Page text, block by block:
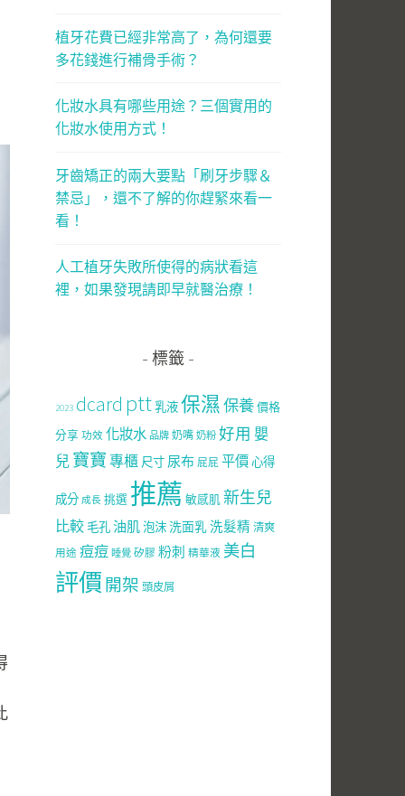
植牙花費已經非常高了，為何還要
多花錢進行補骨手術？
化妝水具有哪些用途？三個實用的
化妝水使用方式！
牙齒矯正的兩大要點「刷牙步驟＆
禁忌」，還不了解的你趕緊來看一
看！
人工植牙失敗所使得的病狀看這
裡，如果發現請即早就醫治療！
標籤
2023 dcard ptt乳液保濕保養價格
分享 功效 化妝水 品牌 奶嘴 奶粉 好用 嬰
兒 寶寶 專櫃 尺寸 尿布 屁屁 平價心得
成分 成長 挑選 推薦 敏感肌 新生兒
比較 毛孔油肌泡沫 洗面乳洗髮精 清爽
用途 痘痘 睡覺 矽膠 粉刺 精華液 美白
評價 開架 頭皮屑